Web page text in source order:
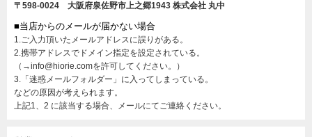
〒598-0024 大阪府泉佐野市上之郷1943 株式会社 丸中
■当店からのメールが届かない場合
1.ご入力頂いたメールアドレスに誤りがある。
2.携帯アドレスでドメイン指定を設定されている。
（→info@hiorie.comを許可してください。）
3.「迷惑メールフォルダー」に入ってしまっている。
などの原因が考えられます。
上記1、2 に該当する場合、メールにてご連絡ください。